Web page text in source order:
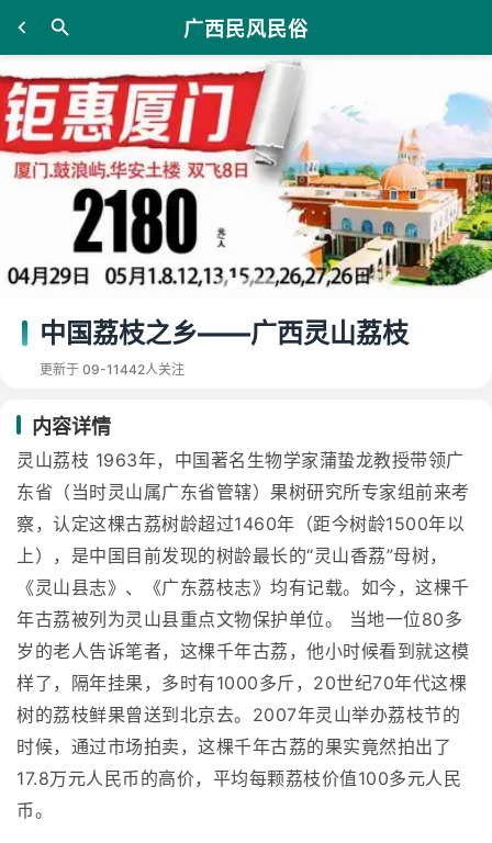
广西民风民俗
中国荔枝之乡——广西灵山荔枝
更新于 09-11442人关注
内容详情
灵山荔枝 1963年，中国著名生物学家蒲蛰龙教授带领广
东省（当时灵山属广东省管辖）果树研究所专家组前来考
察，认定这棵古荔树龄超过1460年（距今树龄1500年以
上），是中国目前发现的树龄最长的“灵山香荔”母树，
《灵山县志》、《广东荔枝志》均有记载。如今，这棵千
年古荔被列为灵山县重点文物保护单位。 当地一位80多
岁的老人告诉笔者，这棵千年古荔，他小时候看到就这模
样了，隔年挂果，多时有1000多斤，20世纪70年代这棵
树的荔枝鲜果曾送到北京去。2007年灵山举办荔枝节的
时候，通过市场拍卖，这棵千年古荔的果实竟然拍出了
17.8万元人民币的高价，平均每颗荔枝价值100多元人民
币。